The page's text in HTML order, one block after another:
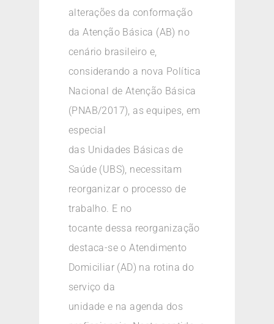
alterações da conformação
da Atenção Básica (AB) no
cenário brasileiro e,
considerando a nova Política
Nacional de Atenção Básica
(PNAB/2017), as equipes, em
especial
das Unidades Básicas de
Saúde (UBS), necessitam
reorganizar o processo de
trabalho. E no
tocante dessa reorganização
destaca-se o Atendimento
Domiciliar (AD) na rotina do
serviço da
unidade e na agenda dos